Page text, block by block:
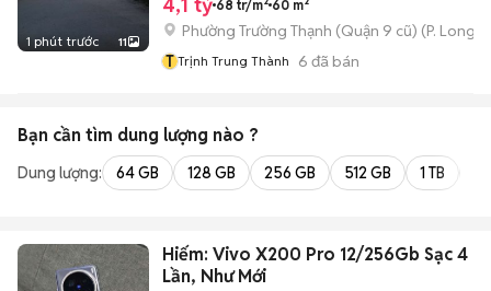
1 phút trước 11
68 tr/m² 60 m²
Phường Trường Thạnh (Quận 9 cũ) (P. Long
T Trịnh Trung Thành 6 đã bán
Bạn cần tìm dung lượng nào ?
Dung lượng: 64 GB 128 GB 256 GB 512 GB 1 TB
Hiếm: Vivo X200 Pro 12/256Gb Sạc 4
Lần, Như Mới